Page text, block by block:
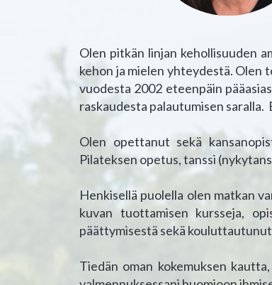
Olen pitkän linjan kehollisuuden
kehon ja mielen yhteydestä. Olen
vuodesta 2002 eteenpäin
raskaudesta palautumisen
Olen opettanut sekä
Pilateksen opetus, tanssi
Henkisellä puolella olen matkan
kuvan tuottamisen kursseja,
päättymisestä sekä
Tiedän oman kokemuksen